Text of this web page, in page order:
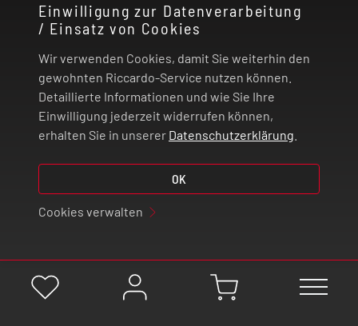
Einwilligung zur Datenverarbeitung
/ Einsatz von Cookies
Wir verwenden Cookies, damit Sie weiterhin den
gewohnten Riccardo-Service nutzen können.
Detaillierte Informationen und wie Sie Ihre
Einwilligung jederzeit widerrufen können,
erhalten Sie in unserer Datenschutzerklärung
OK
Cookies verwalten
RECHTLICHES
ZAHLUNG UND VERSAND
VERTRAG WIDERRUFEN
© 2026 | Riccardo Onlinestore GmbH